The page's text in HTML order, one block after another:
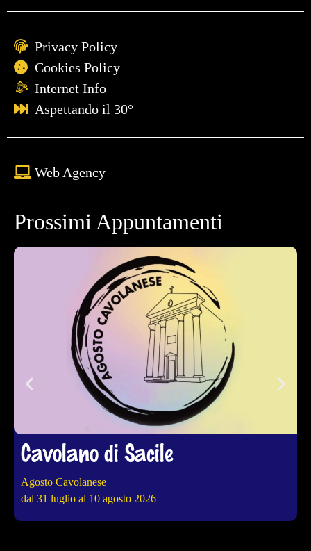
Privacy Policy
Cookies Policy
Internet Info
Aspettando il 30°
Web Agency
Prossimi Appuntamenti
Cavolano di Sacile
Agosto Cavolanese
dal 31 luglio al 10 agosto 2026